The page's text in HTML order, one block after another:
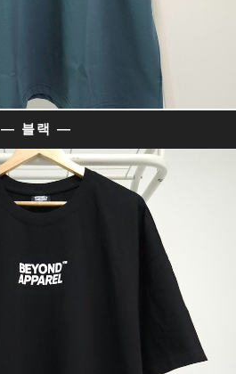
— 블랙 —